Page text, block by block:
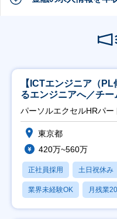
【ICTエンジニア（
るエンジニアへ／チ
パーソルエクセルHRパー
東京都
420万~560万
正社員採用 土日祝休み
業界未経験OK 月残業